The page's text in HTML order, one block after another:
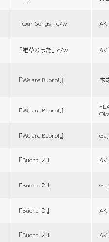
「Our Songs」c/w
「雑草のうた」c/w
『We are Buono!』 木
『We are Buono!』
『We are Buono!』
『Buono!２』
『Buono!２』
『Buono!２』
『Buono!２』